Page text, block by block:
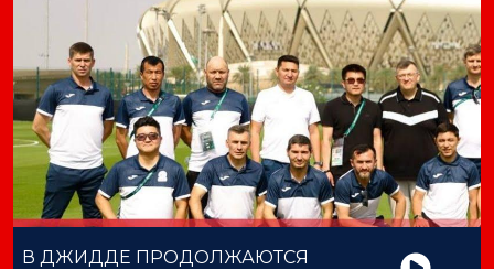
В ДЖИДДЕ ПРОДОЛЖАЮТСЯ